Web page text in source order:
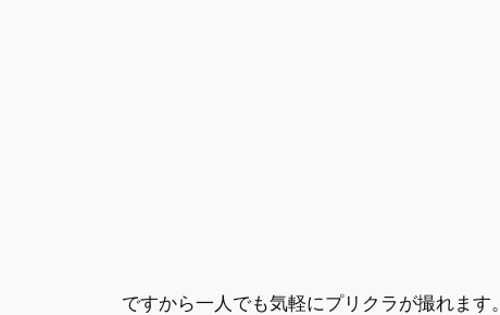
ですから一人でも気軽にプリクラが撮れます。